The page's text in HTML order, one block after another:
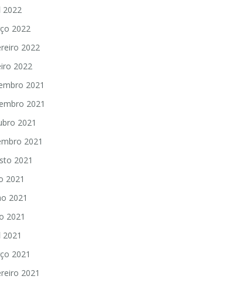
2022
2022
2022
2022
2021
2021
2021
2021
2021
2021
2021
2021
2021
2021
2021